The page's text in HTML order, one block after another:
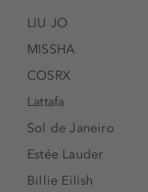
LIU JO
MISSHA
COSRX
Lattafa
Sol de Janeiro
Estée Lauder
Billie Eilish